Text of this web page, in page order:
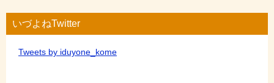
いづよねTwitter
Tweets by iduyone_kome